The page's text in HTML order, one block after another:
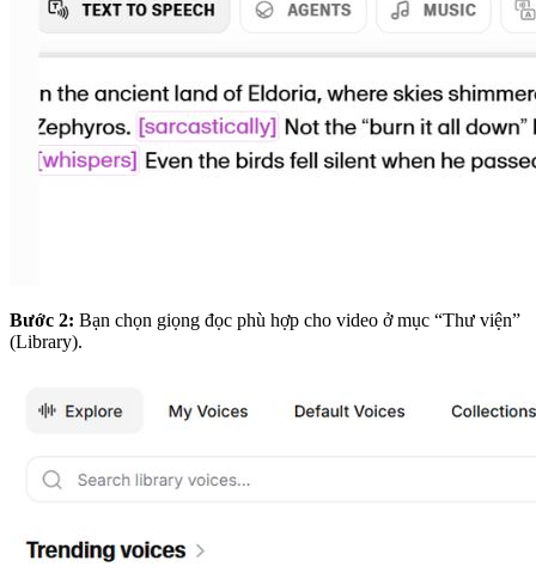
Bước 2: Bạn chọn giọng đọc phù hợp cho video ở mục “Thư viện”
(Library).